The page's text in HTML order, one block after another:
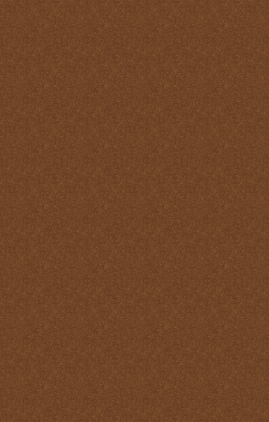
de Dios
La Santa Misa y la pureza
La Santa Misa y la
Resurrección
La Santa Misa y la salud
del alma y del cuerpo
La Santa Misa y la salud
del alma y del cuerpo
La Santa Misa y la
salvación de mundo
La Santa Misa y la santidad
La Santa Misa y la tibieza.
La Santa Misa y la unidad
La Santa Misa y la Vida
Eterna
La Santa Misa y las
virtudes
La Santa Misa y los
Ángeles
La Santa Misa y los Santos
La Santa Misa y nuestra
transformación en Cristo
La suprema adoración
Las cuatro finalidades de
la Santa Misa
María Santísima y la
Eucaristía
María Santísima y la Santa
Misa
Misas Gregorianas